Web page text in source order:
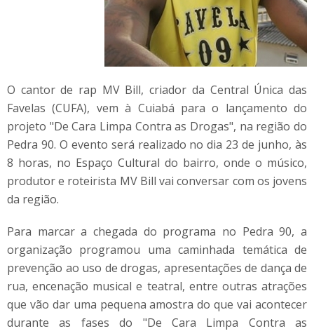
O cantor de rap MV Bill, criador da Central Única das
Favelas (CUFA), vem à Cuiabá para o lançamento do
projeto "De Cara Limpa Contra as Drogas", na região do
Pedra 90. O evento será realizado no dia 23 de junho, às
8 horas, no Espaço Cultural do bairro, onde o músico,
produtor e roteirista MV Bill vai conversar com os jovens
da região.
Para marcar a chegada do programa no Pedra 90, a
organização programou uma caminhada temática de
prevenção ao uso de drogas, apresentações de dança de
rua, encenação musical e teatral, entre outras atrações
que vão dar uma pequena amostra do que vai acontecer
durante as fases do "De Cara Limpa Contra as